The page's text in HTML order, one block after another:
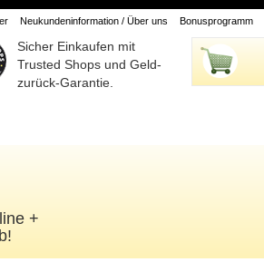
Neukundeninformation / Über uns Bonusprogramm
Sicher Einkaufen mit
Trusted Shops und Geld-
zurück-Garantie.
+